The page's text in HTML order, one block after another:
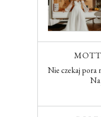
Nie czekaj pora